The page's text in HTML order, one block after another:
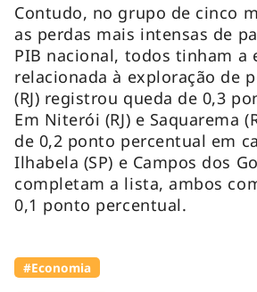
Contudo, no grupo de cinco
as perdas mais intensas de
PIB nacional, todos tinham a
relacionada à exploração de
(RJ) registrou queda de 0,3
Em Niterói (RJ) e Saquarema
de 0,2 ponto percentual em
Ilhabela (SP) e Campos dos
completam a lista, ambos
0,1 ponto percentual.
#Economia